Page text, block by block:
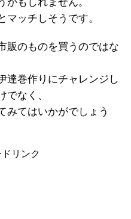
マッチしそうです。
販のものを買うのではな
達巻作りにチャレンジし
でなく、
みてはいかがでしょう
リンク